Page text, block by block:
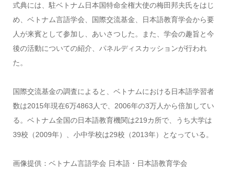
式典には、駐ベトナム日本国特命全権大使の梅田邦夫氏をはじ
め、ベトナム言語学会、国際交流基金、日本語教育学会から要
人が来賓として参加し、あいさつした。また、学会の趣旨と今
後の活動についての紹介、パネルディスカッションが行われ
た。
国際交流基金の調査によると、ベトナムにおける日本語学習者
数は2015年現在6万4863人で、2006年の3万人から倍加してい
る。ベトナム全国の日本語教育機関は219カ所で、うち大学は
39校（2009年）、小中学校は29校（2013年）となっている。
画像提供：ベトナム言語学会 日本語・日本語教育学会